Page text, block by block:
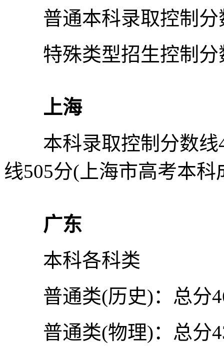
普通本科录取控制分
特殊类型招生控制分
上海
本科录取控制分数线
线505分(上海市高考本
广东
本科各科类
普通类(历史)：总分
普通类(物理)：总分